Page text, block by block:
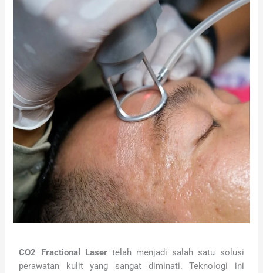
CO2 Fractional Lasertelah menjadi salah satu solusi
perawatan kulit yang sangat diminati. Teknologi ini